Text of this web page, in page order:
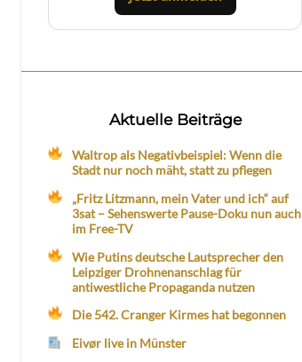
Aktuelle Beiträge
Waltrop als Negativbeispiel: Wenn die
Stadt nur noch mäht, statt zu pflegen
„Fritz Litzmann, mein Vater und ich“ auf
3sat – Sehenswerte Pause-Doku nun auch
im Free-TV
Wie Putins deutsche Lautsprecher den
Leipziger Drohnenanschlag für
antiwestliche Propaganda nutzen
Die 542. Cranger Kirmes hat begonnen
Eivør live in Münster